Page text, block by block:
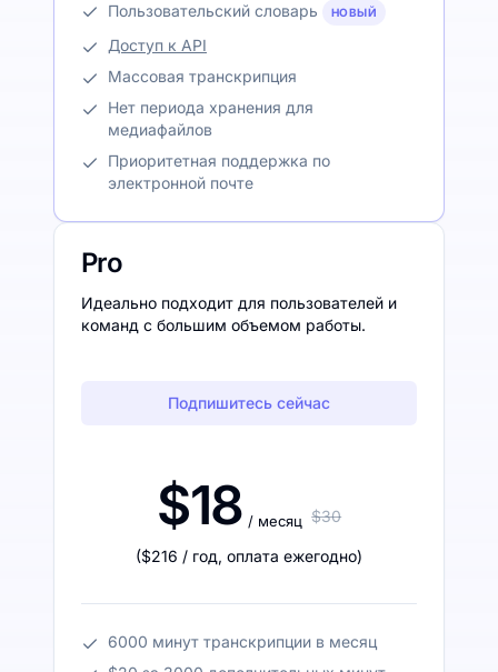
Пользовательский словарь
НОВЫЙ
Доступ к API
Массовая транскрипция
Нет периода хранения для
медиафайлов
Приоритетная поддержка по
электронной почте
Pro
Идеально подходит для пользователей и
команд с большим объемом работы.
Подпишитесь сейчас
$18 / месяц $30
($216 / год, оплата ежегодно)
6000 минут транскрипции в месяц